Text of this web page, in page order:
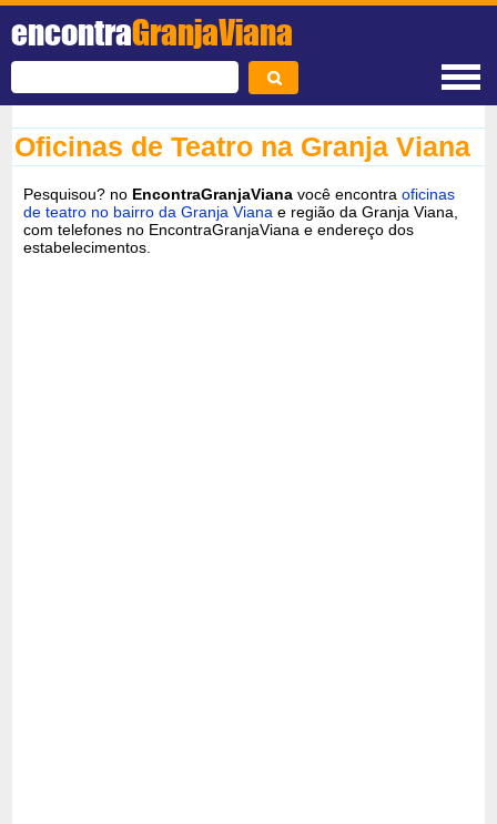
encontraGranjaViana
Oficinas de Teatro na Granja Viana
Pesquisou? no EncontraGranjaViana você encontraoficinas
de teatro no bairro da Granja Viana e região da Granja Viana,
com telefones no EncontraGranjaViana e endereço dos
estabelecimentos.